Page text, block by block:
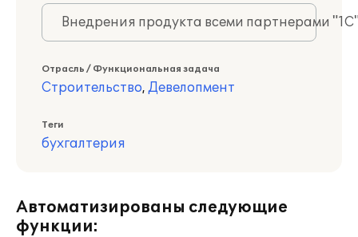
Внедрения продукта всеми партнерами
Отрасль / Функциональная задача
Строительство, Девелопмент
Теги
бухгалтерия
Автоматизированы следующие
функции: